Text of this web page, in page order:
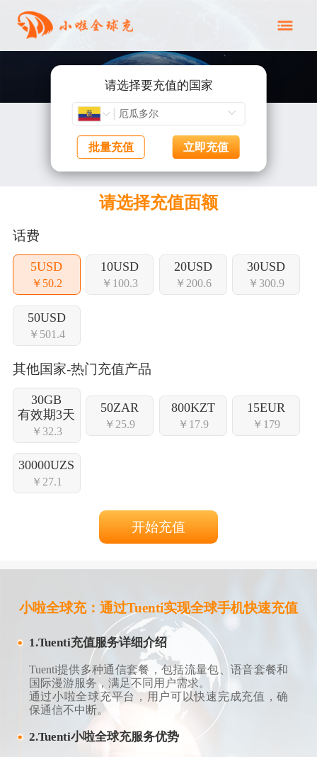
请选择要充值的国家
批量充值 立即充值
请选择充值面额
话费
5USD
￥50.2
10USD
￥100.3
20USD
￥200.6
30USD
￥300.9
50USD
￥501.4
其他国家-热门充值产品
30GB
有效期3天
￥32.3
50ZAR
￥25.9
800KZT
￥17.9
15EUR
￥179
30000UZS
￥27.1
开始充值
小啦全球充：通过Tuenti实现全球手机快速充值
1.Tuenti充值服务详细介绍
Tuenti提供多种通信套餐，包括流量包、语音套餐和
国际漫游服务，满足不同用户需求。
通过小啦全球充平台，用户可以快速完成充值，确
保通信不中断。
2.Tuenti小啦全球充服务优势